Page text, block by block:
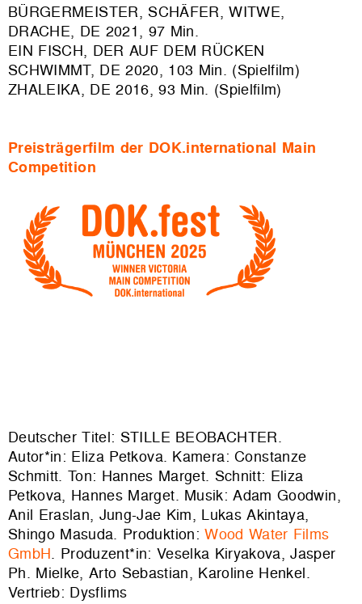
BÜRGERMEISTER, SCHÄFER, WITWE,
DRACHE, DE 2021, 97 Min.
EIN FISCH, DER AUF DEM RÜCKEN
SCHWIMMT, DE 2020, 103 Min. (Spielfilm)
ZHALEIKA, DE 2016, 93 Min. (Spielfilm)
Preisträgerfilm der DOK.international Main
Competition
Deutscher Titel: STILLE BEOBACHTER.
Autor*in: Eliza Petkova. Kamera: Constanze
Schmitt. Ton: Hannes Marget. Schnitt: Eliza
Petkova, Hannes Marget. Musik: Adam Goodwin,
Anil Eraslan, Jung-Jae Kim, Lukas Akintaya,
Shingo Masuda. Produktion:Wood Water Films
GmbH. Produzent*in: Veselka Kiryakova, Jasper
Ph. Mielke, Arto Sebastian, Karoline Henkel.
Vertrieb: Dysflims